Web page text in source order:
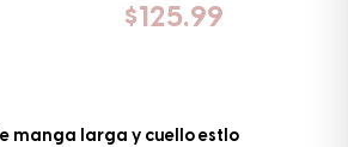
$125.99
manga larga y cuello estlo